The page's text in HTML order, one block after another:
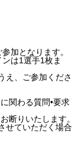
加となります。
は1選手1枚ま
え、ご参加くださ
関わる質問•要求
断りいたします。
せていただく場合